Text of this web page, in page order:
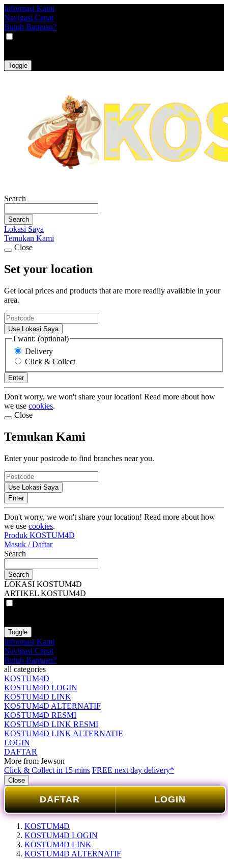
Informasi Kami
Navigasi Cepat
Butuh Bantuan?
Toggle
Search
Search
Lokasi Saya
Temukan Kami
Close
Set your location
Get local prices and products that are more readily available in your
area.
Use Lokasi Saya
I want: (optional)
Delivery
Click & Collect
Enter
Don't worry, we won't share your location! Read more about how
we use cookies.
Close
Temukan Kami
Enter your postcode to find branches near you.
Use Lokasi Saya
Enter
Don't worry, we won't share your location! Read more about how
we use cookies.
Produk KOSTUM4D
Masuk / Daftar
Search
Search
LOKASI KOSTUM4D
ARTIKEL KOSTUM4D
Toggle
Informasi Kami
Navigasi Cepat
Butuh Bantuan?
all categories
KOSTUM4D
KOSTUM4D LOGIN
KOSTUM4D LINK
KOSTUM4D ALTERNATIF
KOSTUM4D RESMI
KOSTUM4D LINK RESMI
KOSTUM4D LINK ALTERNATIF
LOGIN
DAFTAR
More from Jewson
Click & Collect in 15 mins FREE next day delivery*
Close
DAFTAR LOGIN
KOSTUM4D
KOSTUM4D LOGIN
KOSTUM4D LINK
KOSTUM4D ALTERNATIF